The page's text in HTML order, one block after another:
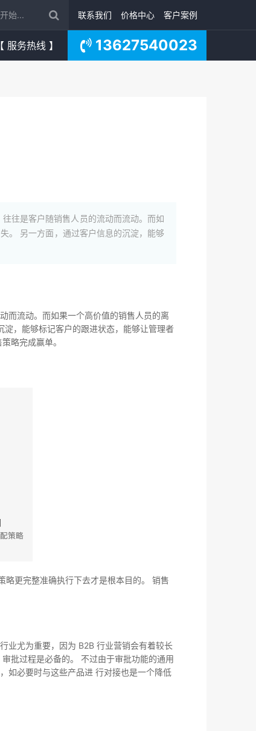
联系我们 价格中心 客户案例
【 服务热线 】 13627540023
往是客户随销售人员的流动而流动。而如
。 另一方面，通过客户信息的沉淀，能够
而流动。而如果一个高价值的销售人员的离
，能够标记客户的跟进状态，能够让管理者
略完成赢单。
略更完整准确执行下去才是根本目的。 销售
业尤为重要，因为 B2B 行业营销会有着较长
批过程是必备的。 不过由于审批功能的通用
如必要时与这些产品进 行对接也是一个降低